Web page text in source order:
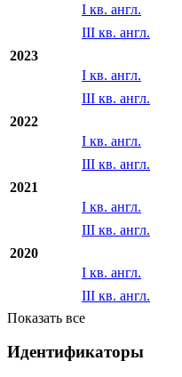
I кв. англ.
III кв. англ.
2023
I кв. англ.
III кв. англ.
2022
I кв. англ.
III кв. англ.
2021
I кв. англ.
III кв. англ.
2020
I кв. англ.
III кв. англ.
Показать все
Идентификаторы